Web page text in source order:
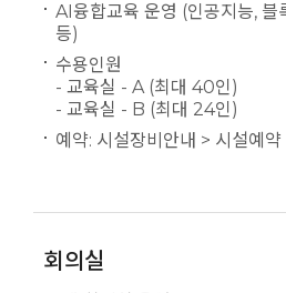
AI융합교육 운영 (인공지능, 블
등)
수용인원
- 교육실 - A (최대 40인)
- 교육실 - B (최대 24인)
예약: 시설장비안내 > 시설예약
회의실